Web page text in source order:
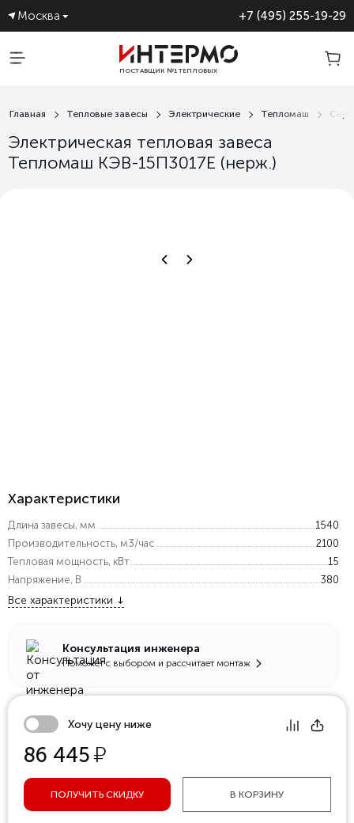
Москва +7 (495) 255-19-29
ПОСТАВЩИК №1 ТЕПЛОВЫХ
Главная Тепловые завесы Электрические Тепломаш
Электрическая тепловая завеса
Тепломаш КЭВ-15П3017E (нерж.)
Характеристики
Длина завесы, мм
1540
Производительность, м3/час
2100
Тепловая мощность, кВт
15
Напряжение, В
380
Все характеристики
Консультация инженера
Поможет с выбором и рассчитает монтаж
Хочу цену ниже
86 445у
ПОЛУЧИТЬ СКИДКУ В КОРЗИНУ